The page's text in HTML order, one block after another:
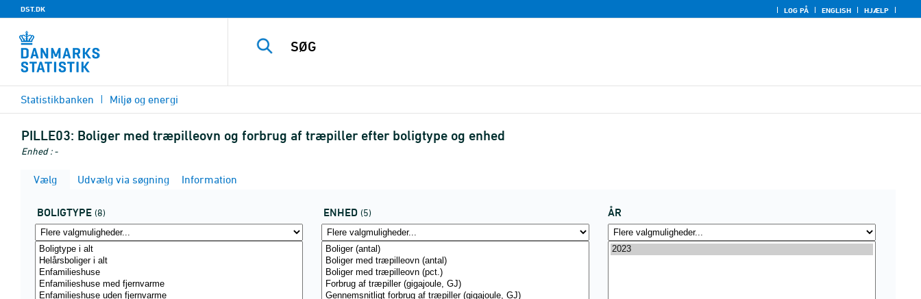
DST.DK LOG PÅ ENGLISH HJÆLP
Statistikbanken Miljø og energi
PILLE03: Boliger med træpilleovn og forbrug af træpiller efter boligtype og enhed
Enhed : -
Vælg Udvælg via søgning Information
BOLIGTYPE (8) ENHED (5) ÅR